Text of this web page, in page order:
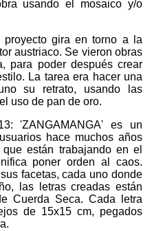
usando el mosaico y/o
proyecto gira en torno a la
austriaco. Se vieron obras
para poder después crear
La tarea era hacer una
su retrato, usando las
uso de pan de oro.
'ZANGAMANGA' es un
hace muchos años
están trabajando en el
poner orden al caos.
facetas, cada uno donde
las letras creadas están
Cuerda Seca. Cada letra
de 15x15 cm, pegados